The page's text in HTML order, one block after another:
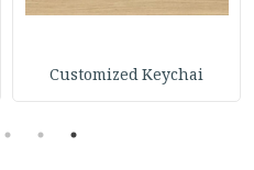
Customized Keychai
1
2
3